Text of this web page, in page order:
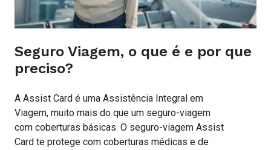
Seguro Viagem, o que é e por que
preciso?
A Assist Card é uma Assistência Integral em
Viagem, muito mais do que um seguro-viagem
com coberturas básicas. O seguro-viagem Assist
Card te protege com coberturas médicas e de